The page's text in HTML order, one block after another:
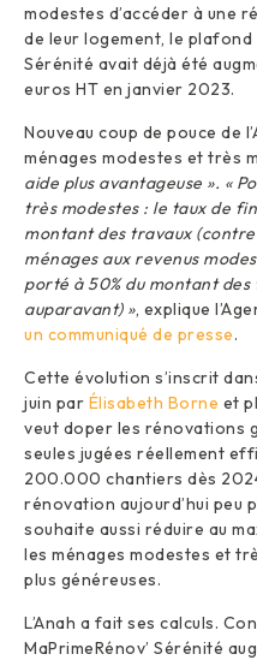
modestes d’accéder à une
de leur logement, le plafond
Sérénité avait déjà été
euros HT en janvier 2023.
Nouveau coup de pouce de
ménages modestes et très
aide plus avantageuse ». «
très modestes : le taux de
montant des travaux
ménages aux revenus
porté à 50% du montant
auparavant) », explique
un communiqué de presse.
Cette évolution s’inscrit
juin par Élisabeth Borne et
veut doper les rénovations
seules jugées réellement
200.000 chantiers dès
rénovation aujourd’hui peu
souhaite aussi réduire au
les ménages modestes et
plus généreuses.
L’Anah a fait ses calculs.
MaPrimeRénov’ Sérénité